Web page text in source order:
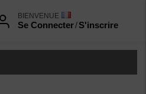
BIENVENUE
Se Connecter/S'inscrire